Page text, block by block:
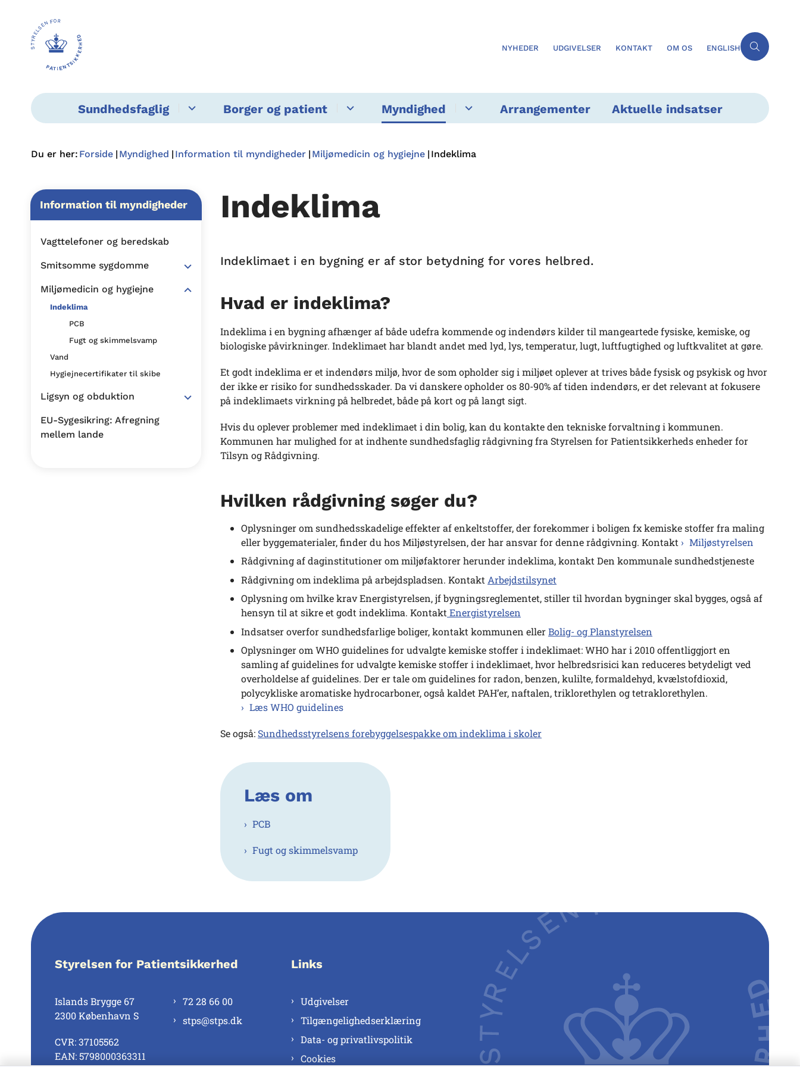
NYHEDER UDGIVELSER KONTAKT OM OS ENGLISH
Sundhedsfaglig Borger og patient Myndighed Arrangementer Aktuelle indsatser
Du er her: Forside Myndighed Information til myndigheder Miljømedicin og hygiejne Indeklima
Information til myndigheder
Vagttelefoner og beredskab
Smitsomme sygdomme
Miljømedicin og hygiejne
Indeklima
PCB
Fugt og skimmelsvamp
Vand
Hygiejnecertifikater til skibe
Ligsyn og obduktion
EU-Sygesikring: Afregning
mellem lande
Indeklima
Indeklimaet i en bygning er af stor betydning for vores helbred.
Hvad er indeklima?
Indeklima i en bygning afhænger af både udefra kommende og indendørs kilder til mangeartede fysiske, kemiske, og
biologiske påvirkninger. Indeklimaet har blandt andet med lyd, lys, temperatur, lugt, luftfugtighed og luftkvalitet at gøre.
Et godt indeklima er et indendørs miljø, hvor de som opholder sig i miljøet oplever at trives både fysisk og psykisk og hvor
der ikke er risiko for sundhedsskader. Da vi danskere opholder os 80-90% af tiden indendørs, er det relevant at fokusere
på indeklimaets virkning på helbredet, både på kort og på langt sigt.
Hvis du oplever problemer med indeklimaet i din bolig, kan du kontakte den tekniske forvaltning i kommunen.
Kommunen har mulighed for at indhente sundhedsfaglig rådgivning fra Styrelsen for Patientsikkerheds enheder for
Tilsyn og Rådgivning.
Hvilken rådgivning søger du?
Oplysninger om sundhedsskadelige effekter af enkeltstoffer, der forekommer i boligen fx kemiske stoffer fra maling
eller byggematerialer, finder du hos Miljøstyrelsen, der har ansvar for denne rådgivning. Kontakt
Miljøstyrelsen
Rådgivning af daginstitutioner om miljøfaktorer herunder indeklima, kontakt Den kommunale sundhedstjeneste
Rådgivning om indeklima på arbejdspladsen. Kontakt Arbejdstilsynet
Oplysning om hvilke krav Energistyrelsen, jf bygningsreglementet, stiller til hvordan bygninger skal bygges, også af
hensyn til at sikre et godt indeklima. KontaktEnergistyrelsen
Indsatser overfor sundhedsfarlige boliger, kontakt kommunen ellerBolig- og Planstyrelsen
Oplysninger om WHO guidelines for udvalgte kemiske stoffer i indeklimaet: WHO har i 2010 offentliggjort en
samling af guidelines for udvalgte kemiske stoffer i indeklimaet, hvor helbredsrisici kan reduceres betydeligt ved
overholdelse af guidelines. Der er tale om guidelines for radon, benzen, kulilte, formaldehyd, kvælstofdioxid,
polycykliske aromatiske hydrocarboner, også kaldet PAH’er, naftalen, triklorethylen og tetraklorethylen.
Læs WHO guidelines
Se også: Sundhedsstyrelsens forebyggelsespakke om indeklima i skoler
Læs om
PCB
Fugt og skimmelsvamp
Styrelsen for Patientsikkerhed
Islands Brygge 67
2300 København S
CVR: 37105562
EAN: 5798000363311
72 28 66 00
stps@stps.dk
Links
Udgivelser
Tilgængelighedserklæring
Data- og privatlivspolitik
Cookies